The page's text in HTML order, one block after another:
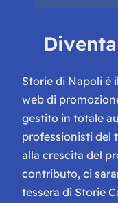
Storie di Napoli è
web di
gestito in totale
professionisti del
alla crescita del
contributo, ci
tessera di Storie